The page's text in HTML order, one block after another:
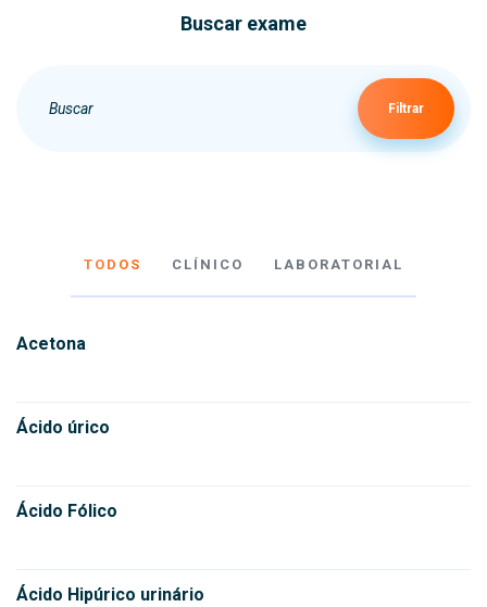
Buscar exame
Filtrar
TODOS CLÍNICO LABORATORIAL
Acetona
Ácido úrico
Ácido Fólico
Ácido Hipúrico urinário